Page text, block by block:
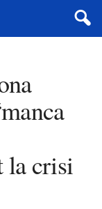
la crisi